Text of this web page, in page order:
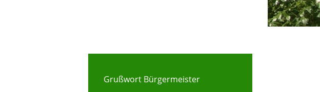
Grußwort Bürgermeister